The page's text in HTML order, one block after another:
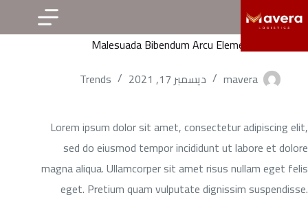
التجاوز
إلى
المحتوى
Malesuada Bibendum Arcu Elementum Laoreet
mavera
ديسمبر 17, 2021 Trends
Lorem ipsum dolor sit amet, consectetur adipiscing elit,
sed do eiusmod tempor incididunt ut labore et dolore
magna aliqua. Ullamcorper sit amet risus nullam eget felis
eget. Pretium quam vulputate dignissim suspendisse.